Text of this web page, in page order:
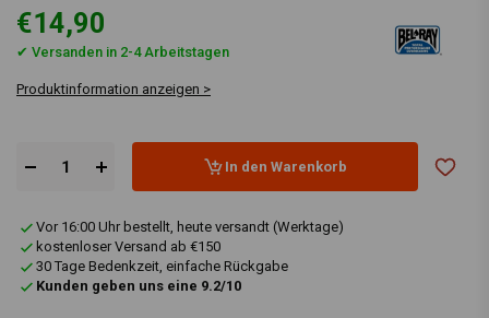
€14,90
✔ Versanden in 2-4 Arbeitstagen
Produktinformation anzeigen >
In den Warenkorb
Vor 16:00 Uhr bestellt, heute versandt (Werktage)
kostenloser Versand ab €150
30 Tage Bedenkzeit, einfache Rückgabe
Kunden geben uns eine 9.2/10